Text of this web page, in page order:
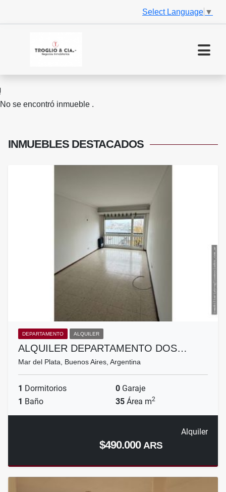
Select Language ▼
No se encontró inmueble .
INMUEBLES DESTACADOS
DEPARTAMENTO ALQUILER
ALQUILER DEPARTAMENTO DOS…
Mar del Plata, Buenos Aires, Argentina
1 Dormitorios 0 Garaje
1 Baño 35 Área m2
Alquiler
$490.000 ARS